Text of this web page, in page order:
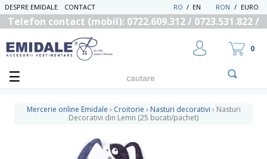
DESPRE EMIDALE CONTACT RON / EURO
EN
/
RO
Telefon contact (mobil): 0722.609.312 / 0723.531.822 /
0
Mercerie online Emidale › Croitorie › Nasturi decorativi › Nasturi
Decorativi din Lemn (25 bucati/pachet)